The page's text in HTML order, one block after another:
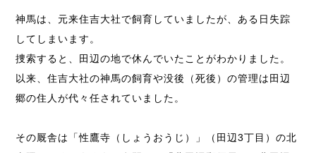
神馬は、元来住吉大社で飼育していましたが、ある日失踪
してしまいます。
捜索すると、田辺の地で休んでいたことがわかりました。
以来、住吉大社の神馬の飼育や没後（死後）の管理は田辺
郷の住人が代々任されていました。
その厩舎は「性鷹寺（しょうおうじ）」（田辺3丁目）の北